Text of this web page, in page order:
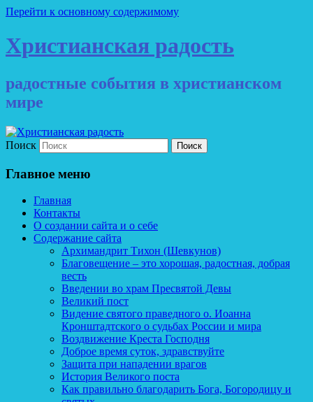
Перейти к основному содержимому
Христианская радость
радостные события в христианском
мире
Поиск
Главное меню
Главная
Контакты
О создании сайта и о себе
Содержание сайта
Архимандрит Тихон (Шевкунов)
Благовещение – это хорошая, радостная, добрая
весть
Введении во храм Пресвятой Девы
Великий пост
Видение святого праведного о. Иоанна
Кронштадтского о судьбах России и мира
Воздвижение Креста Господня
Доброе время суток, здравствуйте
Защита при нападении врагов
История Великого поста
Как правильно благодарить Бога, Богородицу и